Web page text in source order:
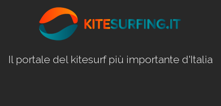
Il portale del kitesurf più importante d'Italia